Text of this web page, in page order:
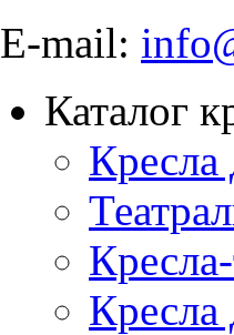
E-mail:
Каталог
Кресла
Кресла